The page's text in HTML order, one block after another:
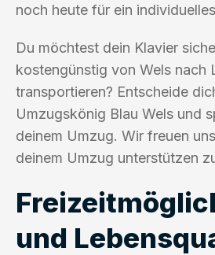
noch heute für ein
Du möchtest dein Klavier
kostengünstig von Wels nach
transportieren? Entscheide
Umzugskönig Blau Wels und
deinem Umzug. Wir freuen
deinem Umzug unterstützen
und